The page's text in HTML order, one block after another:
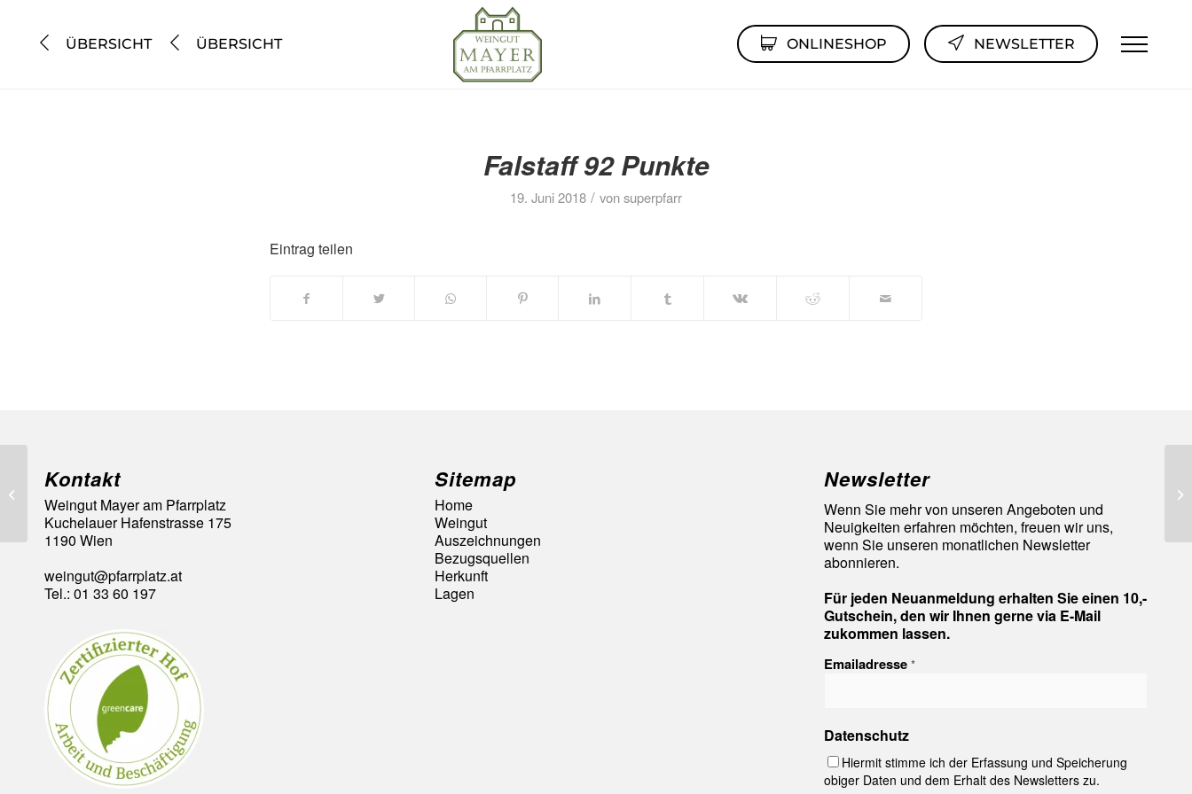
ÜBERSICHT ÜBERSICHT ONLINESHOP NEWSLETTER
Falstaff 92 Punkte
19. Juni 2018 / vonsuperpfarr
Eintrag teilen
Kontakt
Weingut Mayer am Pfarrplatz
Kuchelauer Hafenstrasse 175
1190 Wien
weingut@pfarrplatz.at
Tel.: 01 33 60 197
Sitemap
Home
Weingut
Auszeichnungen
Bezugsquellen
Herkunft
Lagen
Newsletter
Wenn Sie mehr von unseren Angeboten und
Neuigkeiten erfahren möchten, freuen wir uns,
wenn Sie unseren monatlichen Newsletter
abonnieren.
Für jeden Neuanmeldung erhalten Sie einen 10,-
Gutschein, den wir Ihnen gerne via E-Mail
zukommen lassen.
Emailadresse*
Datenschutz
Hiermit stimme ich der Erfassung und Speicherung
obiger Daten und dem Erhalt des Newsletters zu.
Goldmedaille Wiener
Landesweinbewertung